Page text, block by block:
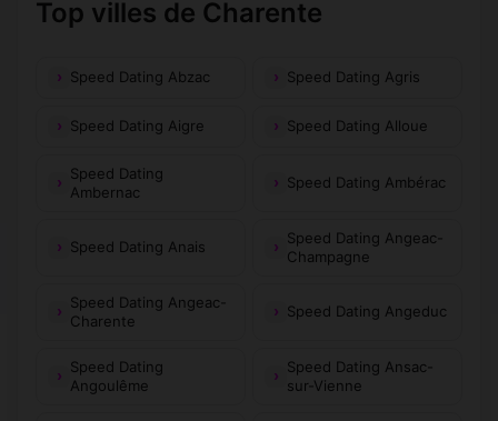
Top villes de Charente
Speed Dating Abzac Speed Dating Agris
Speed Dating Aigre Speed Dating Alloue
Speed Dating
Ambernac
Speed Dating Ambérac
Speed Dating Anais
Speed Dating Angeac-
Champagne
Speed Dating Angeac-
Charente
Speed Dating Angeduc
Speed Dating
Angoulême
Speed Dating Ansac-
sur-Vienne